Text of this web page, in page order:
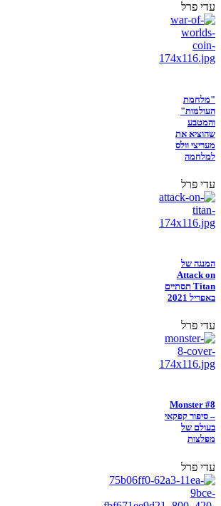
עדי פרל
"מלחמת
העולמות"
והמטבע
שהוציא את
מעריצי וולס
למלחמה
עדי פרל
המנגה של
Attack on
Titan תסתיים
באפריל 2021
עדי פרל
Monster #8
– סיפור קפקאי
בעולם של
מפלצות
עדי פרל